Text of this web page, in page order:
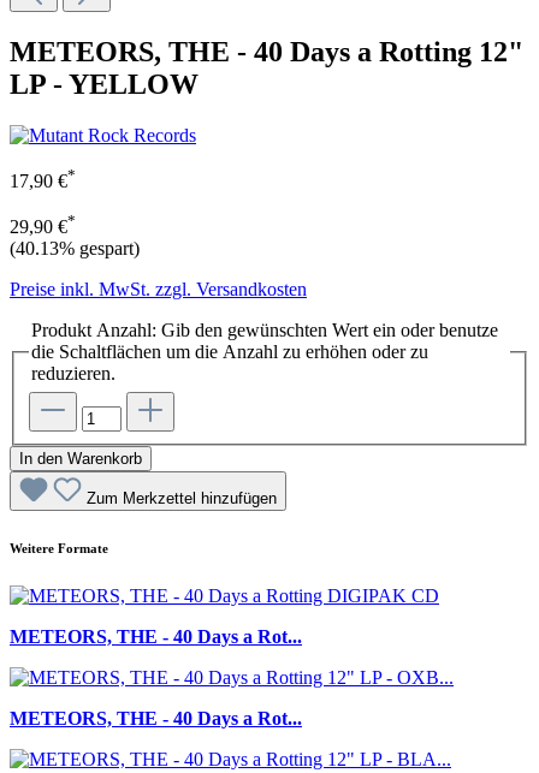
METEORS, THE - 40 Days a Rotting 12"
LP - YELLOW
17,90 €*
29,90 €*
(40.13% gespart)
Preise inkl. MwSt. zzgl. Versandkosten
Produkt Anzahl: Gib den gewünschten Wert ein oder benutze
die Schaltflächen um die Anzahl zu erhöhen oder zu
reduzieren.
In den Warenkorb
Zum Merkzettel hinzufügen
Weitere Formate
METEORS, THE - 40 Days a Rot...
METEORS, THE - 40 Days a Rot...